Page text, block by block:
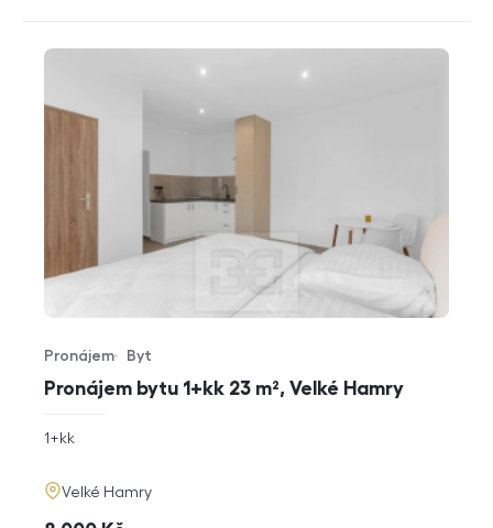
Pronájem bytu 1+kk 23 m², Velké Hamry
Typ nabídky
Pronájem
Typ nemovitosti
Byt
rozměry
1+kk
adresa
Velké Hamry